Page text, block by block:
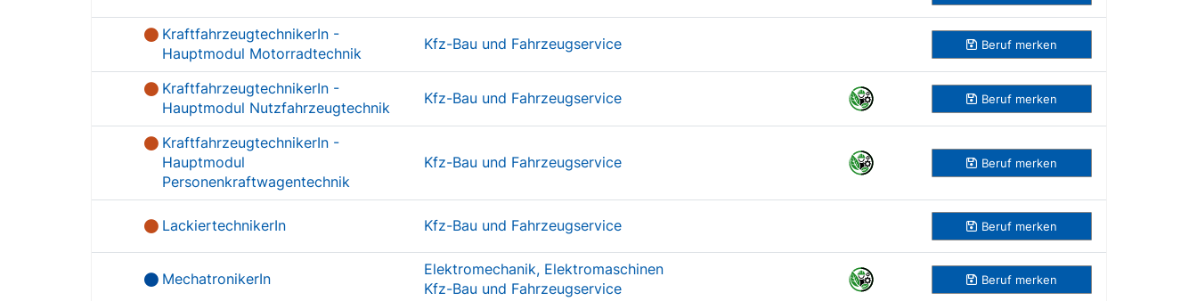
KraftfahrzeugtechnikerIn -
Hauptmodul Motorradtechnik
Kfz-Bau und Fahrzeugservice Beruf merken
KraftfahrzeugtechnikerIn -
Hauptmodul Nutzfahrzeugtechnik
Kfz-Bau und Fahrzeugservice Beruf merken
KraftfahrzeugtechnikerIn -
Hauptmodul
Personenkraftwagentechnik
Kfz-Bau und Fahrzeugservice Beruf merken
LackiertechnikerIn Kfz-Bau und Fahrzeugservice Beruf merken
MechatronikerIn
Elektromechanik, Elektromaschinen
Kfz-Bau und Fahrzeugservice
Beruf merken